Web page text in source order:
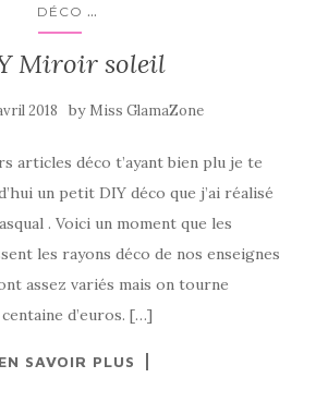
DÉCO ...
Miroir soleil
2018 by Miss GlamaZone
articles déco t’ayant bien plu je te
un petit DIY déco que j’ai réalisé
. Voici un moment que les
les rayons déco de nos enseignes
assez variés mais on tourne
d’euros. […]
EN SAVOIR PLUS